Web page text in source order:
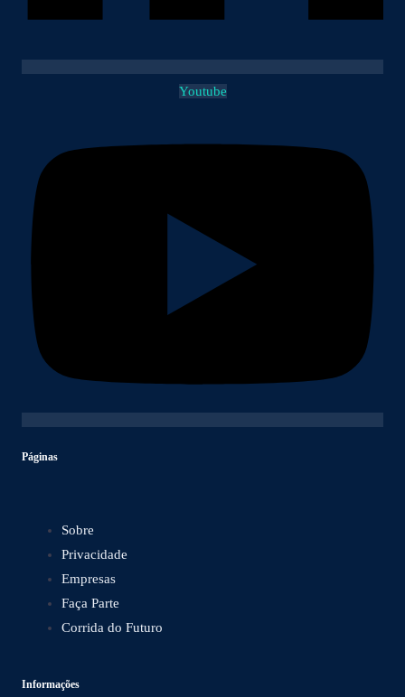
Youtube
Páginas
Sobre
Privacidade
Empresas
Faça Parte
Corrida do Futuro
Informações